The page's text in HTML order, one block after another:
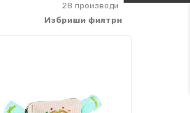
28 производи
Избриши филтри